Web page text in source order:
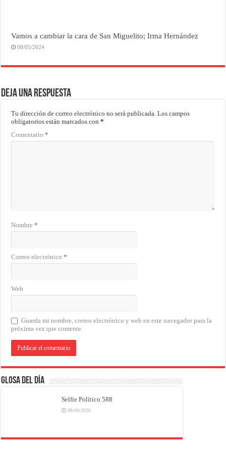
Vamos a cambiar la cara de San Miguelito; Irma Hernández
08/05/2024
Deja una respuesta
Tu dirección de correo electrónico no será publicada. Los campos
obligatorios están marcados con*
Comentario*
Nombre*
Correo electrónico*
Web
Guarda mi nombre, correo electrónico y web en este navegador para la
próxima vez que comente.
Glosa del Día
Selfie Político 588
08/08/2026